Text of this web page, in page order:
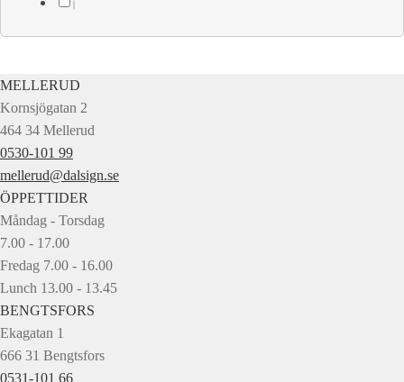
MELLERUD
Kornsjögatan 2
464 34 Mellerud
0530-101 99
mellerud@dalsign.se
ÖPPETTIDER
Måndag - Torsdag
7.00 - 17.00
Fredag 7.00 - 16.00
Lunch 13.00 - 13.45
BENGTSFORS
Ekagatan 1
666 31 Bengtsfors
0531-101 66